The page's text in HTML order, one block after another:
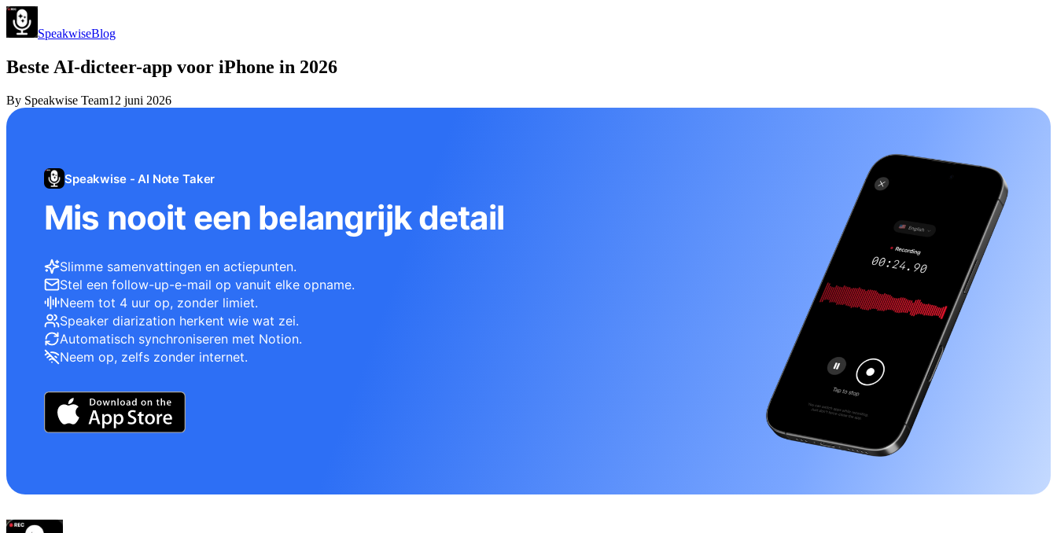
SpeakwiseBlog
Beste AI-dicteer-app voor iPhone in 2026
By Speakwise Team12 juni 2026
Speakwise - AI Note Taker
Mis nooit een belangrijk detail
Slimme samenvattingen en actiepunten.
Stel een follow-up-e-mail op vanuit elke opname.
Neem tot 4 uur op, zonder limiet.
Speaker diarization herkent wie wat zei.
Automatisch synchroniseren met Notion.
Neem op, zelfs zonder internet.